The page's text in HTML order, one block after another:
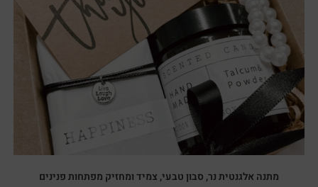
מתנה אלגנטית נר, סבון טבעי, צמיד ומחזיק מפתחות פנינים